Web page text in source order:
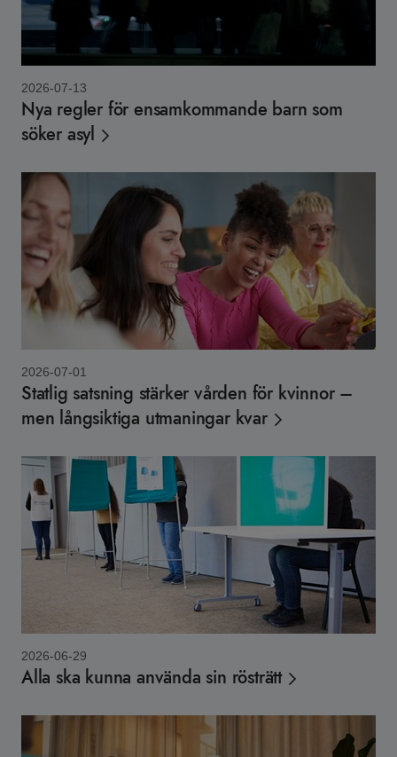
2026-07-13
Nya regler för ensamkommande barn som
söker asyl
2026-07-01
Statlig satsning stärker vården för kvinnor –
men långsiktiga utmaningar kvar
2026-06-29
Alla ska kunna använda sin rösträtt